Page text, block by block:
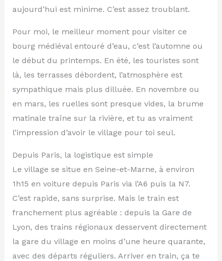
aujourd’hui est minime. C’est assez troublant.
Pour moi, le meilleur moment pour visiter ce
bourg médiéval entouré d’eau, c’est l’automne ou
le début du printemps. En été, les touristes sont
là, les terrasses débordent, l’atmosphère est
sympathique mais plus dilluée. En novembre ou
en mars, les ruelles sont presque vides, la brume
matinale traîne sur la rivière, et tu as vraiment
l’impression d’avoir le village pour toi seul.
Depuis Paris, la logistique est simple
Le village se situe en Seine-et-Marne, à environ
1h15 en voiture depuis Paris via l’A6 puis la N7.
C’est rapide, sans surprise. Mais le train est
franchement plus agréable : depuis la Gare de
Lyon, des trains régionaux desservent directement
la gare du village en moins d’une heure quarante,
avec des départs réguliers. Arriver en train, ça te